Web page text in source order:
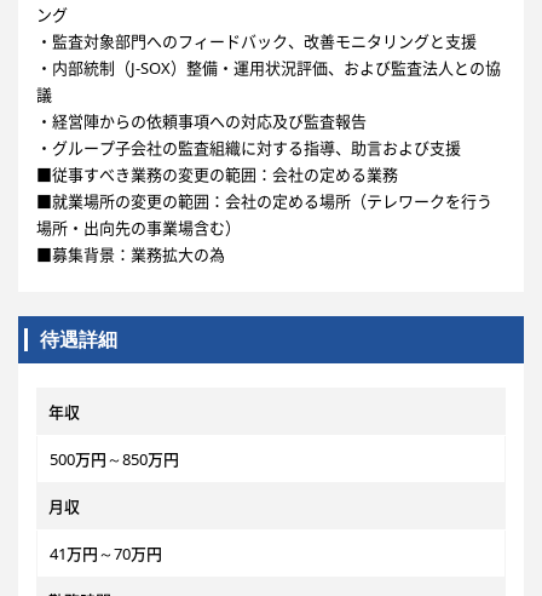
ング
・監査対象部門へのフィードバック、改善モニタリングと支援
・内部統制（J-SOX）整備・運用状況評価、および監査法人との協
議
・経営陣からの依頼事項への対応及び監査報告
・グループ子会社の監査組織に対する指導、助言および支援
■従事すべき業務の変更の範囲：会社の定める業務
■就業場所の変更の範囲：会社の定める場所（テレワークを行う
場所・出向先の事業場含む）
■募集背景：業務拡大の為
待遇詳細
年収
500万円～850万円
月収
41万円～70万円